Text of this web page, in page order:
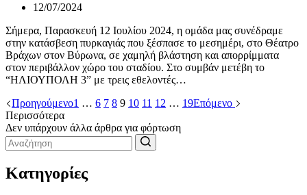
12/07/2024
Σήμερα, Παρασκευή 12 Ιουλίου 2024, η ομάδα μας συνέδραμε
στην κατάσβεση πυρκαγιάς που ξέσπασε το μεσημέρι, στο Θέατρο
Βράχων στον Βύρωνα, σε χαμηλή βλάστηση και απορρίμματα
στον περιβάλλον χώρο του σταδίου. Στο συμβάν μετέβη το
“ΗΛΙΟΥΠΟΛΗ 3” με τρεις εθελοντές…
Προηγούμενο1 … 6 7 8 9 10 11 12 … 19Επόμενο
Περισσότερα
Δεν υπάρχουν άλλα άρθρα για φόρτωση
Κατηγορίες